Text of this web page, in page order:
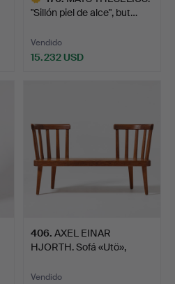
"Sillón piel de alce", but…
Vendido
15.232 USD
406. AXEL EINAR
HJORTH. Sofá «Utö»,
Vendido